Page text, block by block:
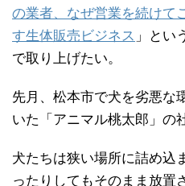
の業者、なぜ営業を続け
す生体販売ビジネス 」とい
で取り上げたい。
先月、松本市で犬を劣悪な
いた「アニマル桃太郎」の
犬たちは狭い場所に詰め込
ったりしてもそのまま放置